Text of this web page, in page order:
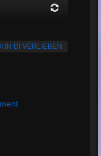
IN DI VERLIEBEN